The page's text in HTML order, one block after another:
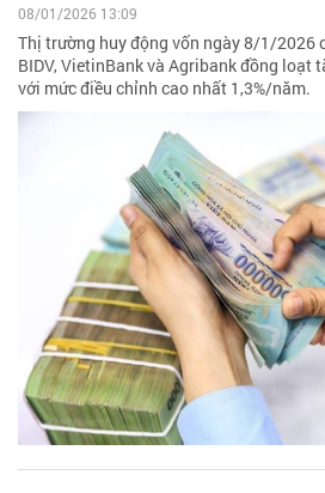
08/01/2026 13:09
Thị trường huy động vốn ngày 8/1/2026
BIDV, VietinBank và Agribank đồng loạt
với mức điều chỉnh cao nhất 1,3%/năm.